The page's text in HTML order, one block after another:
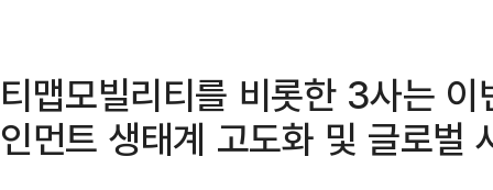
티맵모빌리티를 비롯한 3사는
인먼트 생태계 고도화 및 글로벌